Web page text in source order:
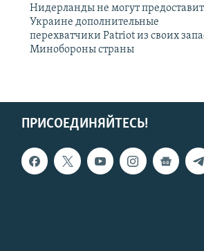
Нидерланды не могут
Украине дополнительные
перехватчики Patriot из своих
Минобороны страны
ПРИСОЕДИНЯЙТЕСЬ!